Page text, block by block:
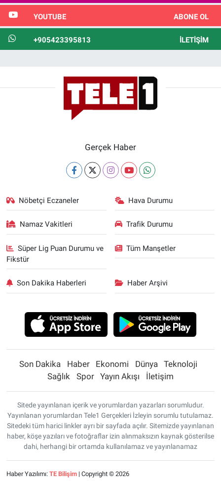
YOUTUBE ABONE OL
+905423395813 İLETIŞIM
Gerçek Haber
Nöbetçi Eczaneler Hava Durumu
Namaz Vakitleri Trafik Durumu
Süper Lig Puan Durumu ve
Fikstür
Tüm Manşetler
Son Dakika Haberleri Haber Arşivi
Son Dakika Haber Ekonomi Dünya
Teknoloji
Sağlık
Spor Yayın Akışı İletişim
Sitede yayınlanan içerik ve yorumlardan yazarları sorumludur.
Yayınlanan yorumlardan Tele1 Gerçekleri İzleyin sorumlu tutulamaz.
Sitedeki tüm harici linkler ayrı bir sayfada açılır. Sitemizde yayınlanan
haber, köşe yazıları ve fotoğraflar izin alınmaksızın kaynak gösterilse
dahi, herhangi bir ortamda kullanılamaz ve yayınlanamaz
Haber Yazılımı: TE Bilişim| Copyright © 2026